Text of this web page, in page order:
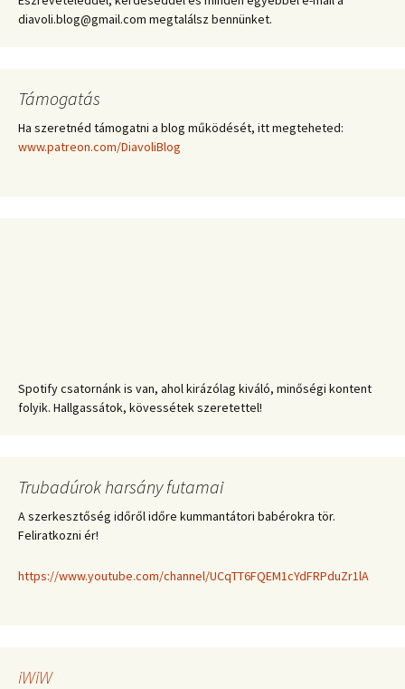
diavoli.blog@gmail.com megtalálsz bennünket.
Támogatás
Ha szeretnéd támogatni a blog működését, itt megteheted:
www.patreon.com/DiavoliBlog
Spotify csatornánk is van, ahol kirázólag kiváló, minőségi kontent
folyik. Hallgassátok, kövessétek szeretettel!
Trubadúrok harsány futamai
A szerkesztőség időről időre kummantátori babérokra tör.
Feliratkozni ér!
https://www.youtube.com/channel/UCqTT6FQEM1cYdFRPduZr1lA
iWiW